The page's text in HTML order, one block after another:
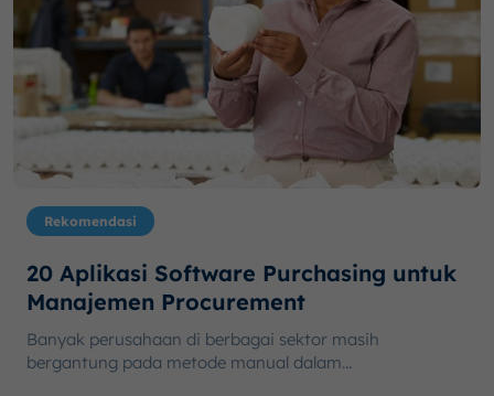
Rekomendasi
20 Aplikasi Software Purchasing untuk
Manajemen Procurement
Banyak perusahaan di berbagai sektor masih
bergantung pada metode manual dalam...